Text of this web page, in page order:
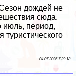
дождей не
сюда.
июль, период,
04 07 2026 7:29:18